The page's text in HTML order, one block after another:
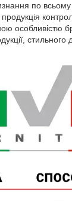
по всьому
особливістю
стильного